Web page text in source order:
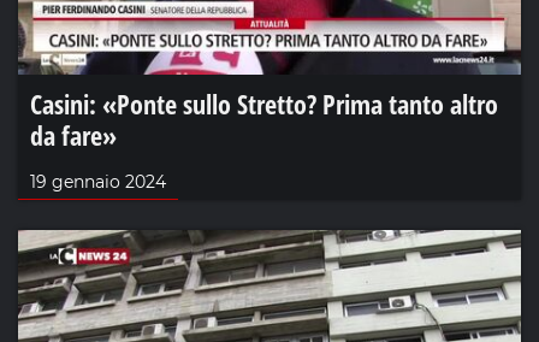
Casini: «Ponte sullo Stretto? Prima tanto altro
da fare»
19 gennaio 2024